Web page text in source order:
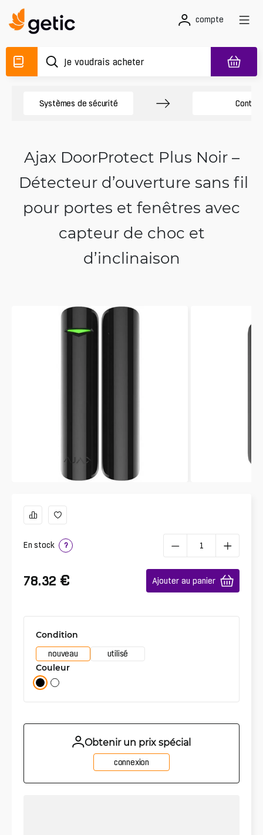
compte
Systèmes de sécurité
Ajax DoorProtect Plus Noir –
Détecteur d’ouverture sans fil
pour portes et fenêtres avec
capteur de choc et
d’inclinaison
En stock ?
78.32 € Ajouter au panier
Condition
nouveau utilisé
Couleur
Obtenir un prix spécial
connexion